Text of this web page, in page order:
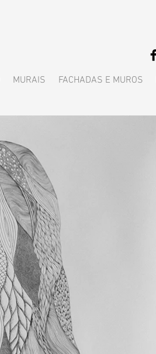
MURAIS FACHADAS E MUROS